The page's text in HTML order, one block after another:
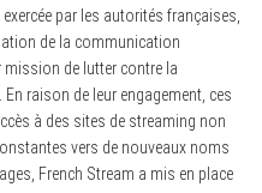
par les autorités françaises,
de la communication
mission de lutter contre la
raison de leur engagement, ces
à des sites de streaming non
vers de nouveaux noms
French Stream a mis en place